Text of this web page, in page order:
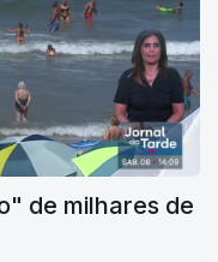
de milhares de